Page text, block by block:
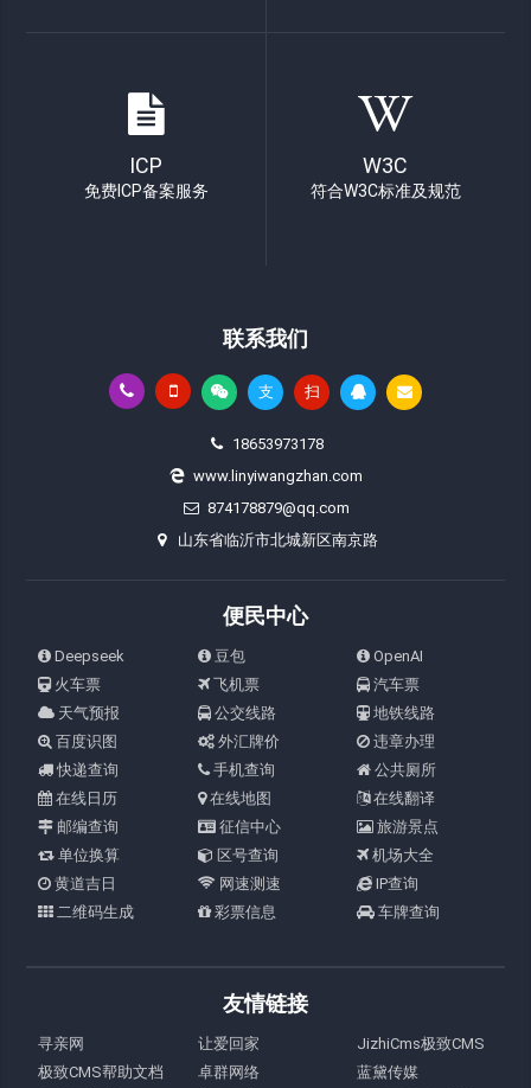
ICP
免费ICP备案服务
W3C
符合W3C标准及规范
联系我们
支 扫
18653973178
www.linyiwangzhan.com
874178879@qq.com
山东省临沂市北城新区南京路
便民中心
Deepseek 豆包
OpenAI
火车票
飞机票
汽车票
天气预报
公交线路
地铁线路
百度识图
外汇牌价
违章办理
快递查询
手机查询
公共厕所
在线日历
在线地图
在线翻译
邮编查询
征信中心
旅游景点
单位换算
区号查询
机场大全
黄道吉日
网速测速
IP查询
二维码生成
彩票信息 车牌查询
友情链接
寻亲网 让爱回家
JizhiCms极致CMS
极致CMS帮助文档
卓群网络
蓝黛传媒